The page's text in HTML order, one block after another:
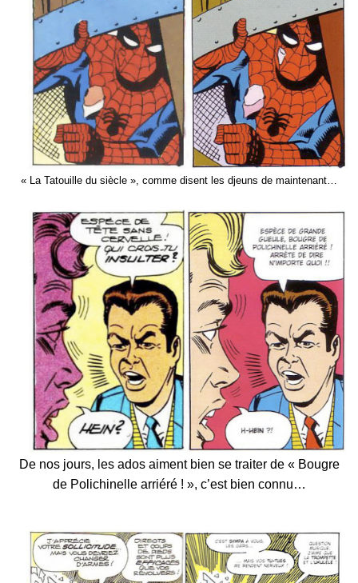
« La Tatouille du siècle », comme disent les djeuns de maintenant…
De nos jours, les ados aiment bien se traiter de « Bougre
de Polichinelle arriéré ! », c’est bien connu…